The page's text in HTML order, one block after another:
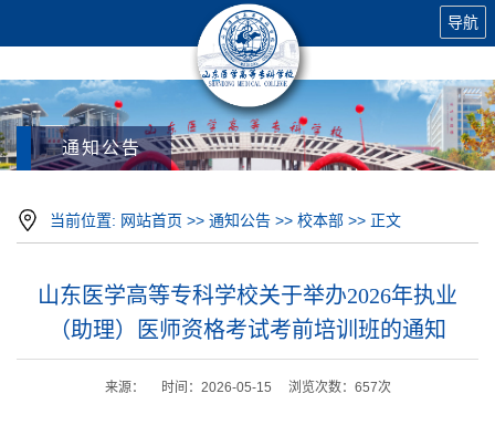
导航
通知公告
当前位置: 网站首页 >> 通知公告 >> 校本部 >> 正文
山东医学高等专科学校关于举办2026年执业
（助理）医师资格考试考前培训班的通知
来源： 时间：2026-05-15 浏览次数： 657次